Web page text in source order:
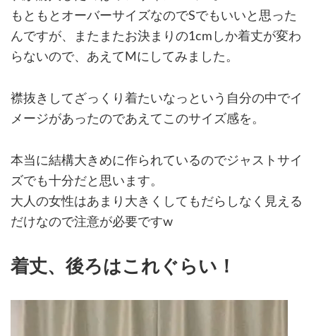
もともとオーバーサイズなのでSでもいいと思った
んですが、またまたお決まりの1cmしか着丈が変わ
らないので、あえてMにしてみました。
襟抜きしてざっくり着たいなっという自分の中でイ
メージがあったのであえてこのサイズ感を。
本当に結構大きめに作られているのでジャストサイ
ズでも十分だと思います。
大人の女性はあまり大きくしてもだらしなく見える
だけなので注意が必要ですw
着丈、後ろはこれぐらい！